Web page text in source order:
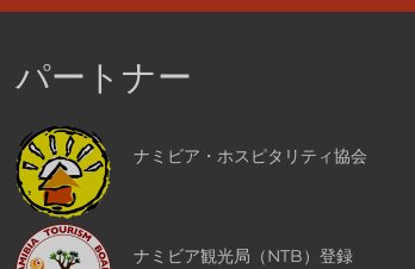
パートナー
ナミビア・ホスピタリティ協会
ナミビア観光局（NTB）登録